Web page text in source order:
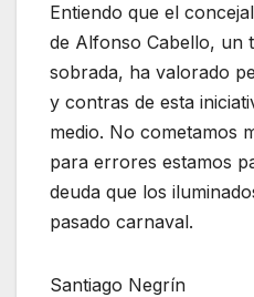
Entiendo que el
de Alfonso Cabello, un
sobrada, ha valorado
y contras de esta
medio. No cometamos
para errores estamos
deuda que los
pasado carnaval.
Santiago Negrín